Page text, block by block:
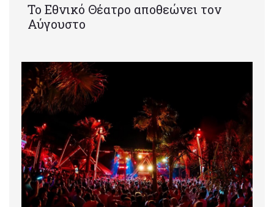
Το Εθνικό Θέατρο αποθεώνει τον
Αύγουστο